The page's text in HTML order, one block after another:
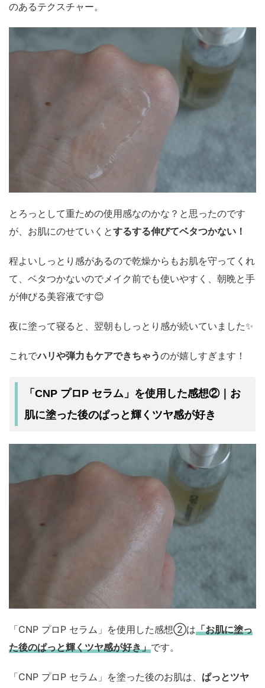
のあるテクスチャー。
とろっとして重ための使用感なのかな？と思ったのです
が、お肌にのせていくとするする伸びてベタつかない！
程よいしっとり感があるので乾燥からもお肌を守ってくれ
て、ベタつかないのでメイク前でも使いやすく、朝晩と手
が伸びる美容液です😊
夜に塗って寝ると、翌朝もしっとり感が続いていました✨
これでハリや弾力もケアできちゃうのが嬉しすぎます！
「CNP プロP セラム」を使用した感想②｜お
肌に塗った後のぱっと輝くツヤ感が好き
「CNP プロP セラム」を使用した感想②は「お肌に塗っ
た後のぱっと輝くツヤ感が好き」です。
「CNP プロP セラム」を塗った後のお肌は、 ぱっとツヤ